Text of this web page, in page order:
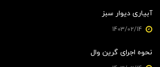
آبیاری دیوار سبز
نحوه اجرای گرین وال